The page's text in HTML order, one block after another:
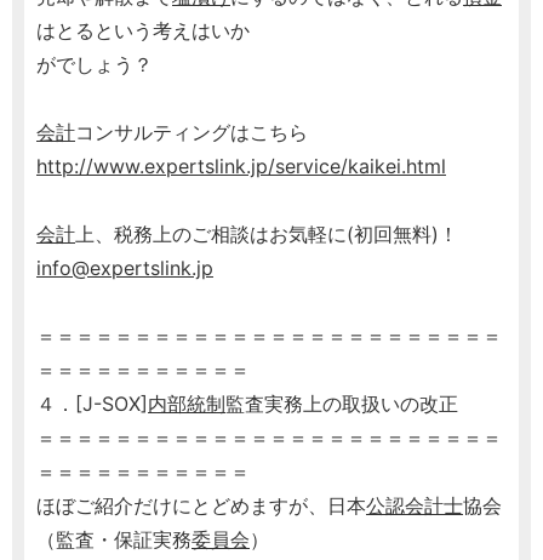
はとるという考えはいか
がでしょう？
会計コンサルティングはこちら
http://www.expertslink.jp/service/kaikei.html
会計上、税務上のご相談はお気軽に(初回無料)！
info@expertslink.jp
＝＝＝＝＝＝＝＝＝＝＝＝＝＝＝＝＝＝＝＝＝＝＝＝
＝＝＝＝＝＝＝＝＝＝＝
４．[J-SOX] 内部統制監査実務上の取扱いの改正
＝＝＝＝＝＝＝＝＝＝＝＝＝＝＝＝＝＝＝＝＝＝＝＝
＝＝＝＝＝＝＝＝＝＝＝
ほぼご紹介だけにとどめますが、日本公認会計士協会
（監査・保証実務委員会）